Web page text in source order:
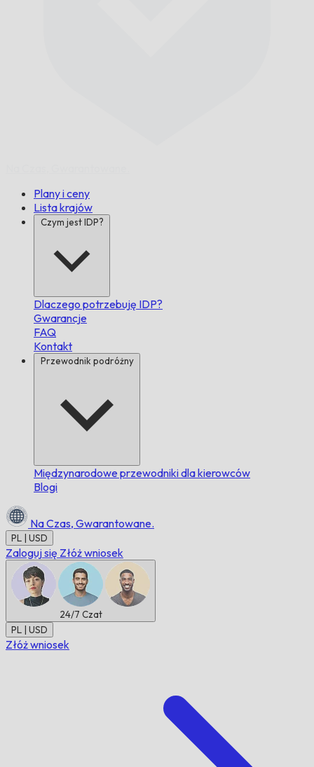
Plany i ceny
Lista krajów
Czym jest IDP?
Dlaczego potrzebuję IDP?
Gwarancje
FAQ
Kontakt
Przewodnik podróżny
Międzynarodowe przewodniki dla kierowców
Blogi
Na Czas, Gwarantowane.
PL | USD
Zaloguj się Złóż wniosek
24/7 Czat
PL | USD
Złóż wniosek